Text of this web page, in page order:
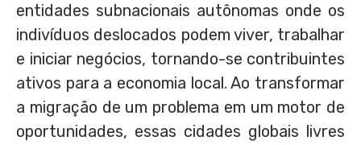
entidades subnacionais autônomas onde os
indivíduos deslocados podem viver, trabalhar
e iniciar negócios, tornando-se contribuintes
ativos para a economia local. Ao transformar
a migração de um problema em um motor de
oportunidades, essas cidades globais livres